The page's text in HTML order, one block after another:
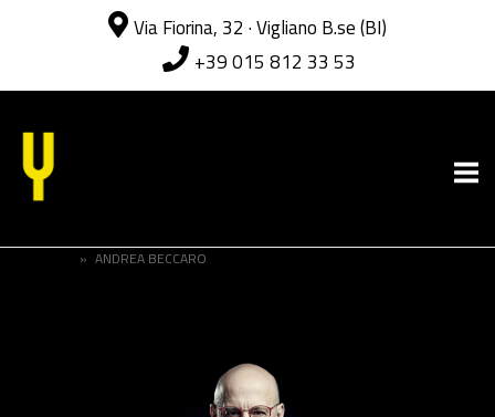
Via Fiorina, 32 · Vigliano B.se (BI)
+39 015 812 33 53
contenuto
» ANDREA BECCARO